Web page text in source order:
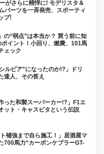
がさらに精悍に! モデリスタ＆
パーツを一斉発売、スポーティ
プ!
の“弱点”は本当か？ 買う前に知
イント！小回り、燃費、101馬
ェック
ルビア”になったのか!?」ドリ
達人、その答え
った和製スーパーカー!?」F1エ
ット・キャスピタという伝説
補強まで自ら施工！」居酒屋マ
700馬力“カーボンケブラーGT-